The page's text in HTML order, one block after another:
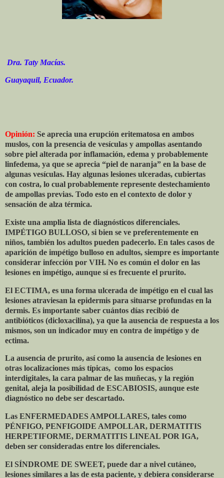
Dra. Taty Macías.
Guayaquil, Ecuador.
Opinión: Se aprecia una erupción eritematosa en ambos
muslos, con la presencia de vesículas y ampollas asentando
sobre piel alterada por inflamación, edema y probablemente
linfedema, ya que se aprecia “piel de naranja” en la base de
algunas vesículas. Hay algunas lesiones ulceradas, cubiertas
con costra, lo cual probablemente represente destechamiento
de ampollas previas. Todo esto en el contexto de dolor y
sensación de alza térmica.
Existe una amplia lista de diagnósticos diferenciales.
IMPÉTIGO BULLOSO, si bien se ve preferentemente en
niños, también los adultos pueden padecerlo. En tales casos de
aparición de impétigo bulloso en adultos, siempre es importante
considerar infección por VIH. No es común el dolor en las
lesiones en impétigo, aunque sí es frecuente el prurito.
El ECTIMA, es una forma ulcerada de impétigo en el cual las
lesiones atraviesan la epidermis para situarse profundas en la
dermis. Es importante saber cuántos días recibió de
antibióticos (dicloxacilina), ya que la ausencia de respuesta a los
mismos, son un indicador muy en contra de impétigo y de
ectima.
La ausencia de prurito, así como la ausencia de lesiones en
otras localizaciones más típicas, como los espacios
interdigitales, la cara palmar de las muñecas, y la región
genital, aleja la posibilidad de ESCABIOSIS, aunque este
diagnóstico no debe ser descartado.
Las ENFERMEDADES AMPOLLARES, tales como
PÉNFIGO, PENFIGOIDE AMPOLLAR, DERMATITIS
HERPETIFORME, DERMATITIS LINEAL POR IGA,
deben ser consideradas entre los diferenciales.
El SÍNDROME DE SWEET, puede dar a nivel cutáneo,
lesiones similares a las de esta paciente, y debiera considerarse